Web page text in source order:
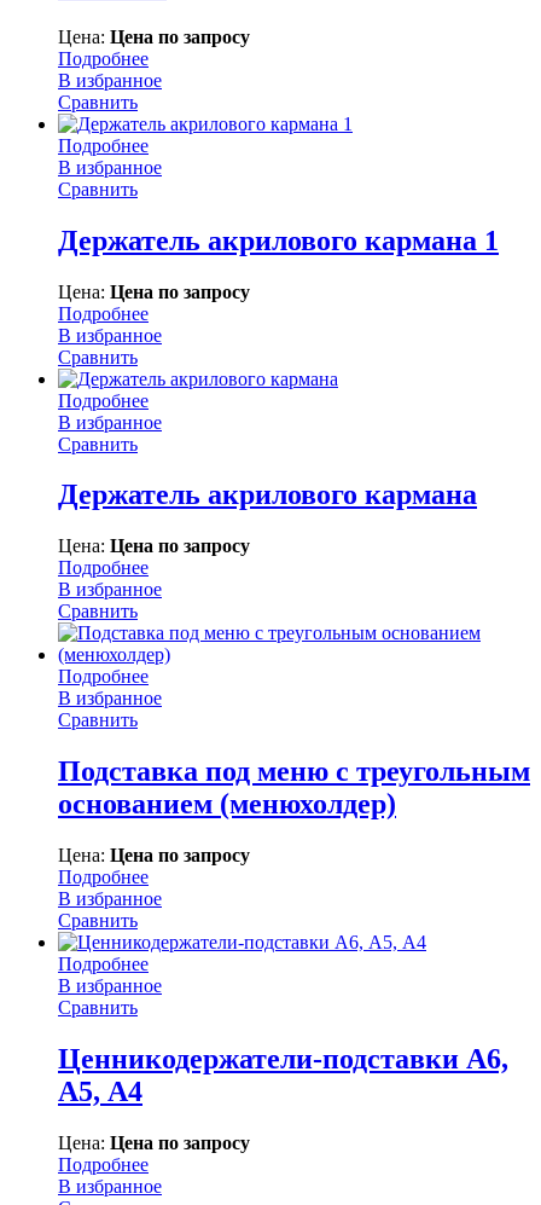
Цена: Цена по запросу
Подробнее
В избранное
Сравнить
Подробнее
В избранное
Сравнить
Держатель акрилового кармана 1
Цена: Цена по запросу
Подробнее
В избранное
Сравнить
Подробнее
В избранное
Сравнить
Держатель акрилового кармана
Цена: Цена по запросу
Подробнее
В избранное
Сравнить
Подробнее
В избранное
Сравнить
Подставка под меню с треугольным
основанием (менюхолдер)
Цена: Цена по запросу
Подробнее
В избранное
Сравнить
Подробнее
В избранное
Сравнить
Ценникодержатели-подставки А6,
А5, А4
Цена: Цена по запросу
Подробнее
В избранное